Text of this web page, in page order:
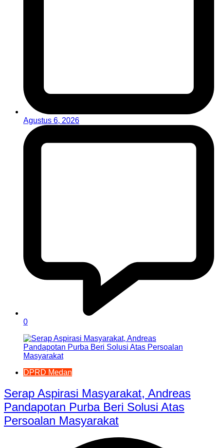
Agustus 6, 2026
0
DPRD Medan
Serap Aspirasi Masyarakat, Andreas
Pandapotan Purba Beri Solusi Atas
Persoalan Masyarakat